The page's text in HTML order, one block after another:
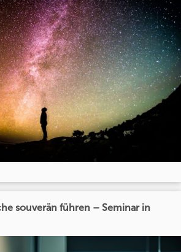
souverän führen – Seminar in